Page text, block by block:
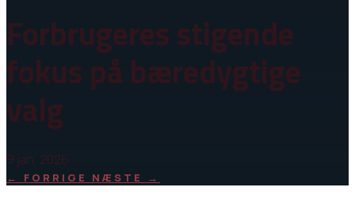
Forbrugeres stigende
fokus på bæredygtige
valg
9 jan, 2026
← FORRIGE NÆSTE →